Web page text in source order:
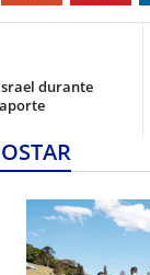
durante